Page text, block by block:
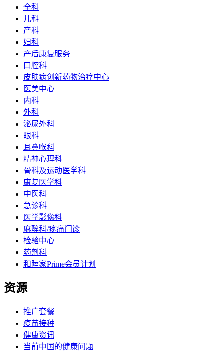
全科
儿科
产科
妇科
产后康复服务
口腔科
皮肤病创新药物治疗中心
医美中心
内科
外科
泌尿外科
眼科
耳鼻喉科
精神心理科
骨科及运动医学科
康复医学科
中医科
急诊科
医学影像科
麻醉科/疼痛门诊
检验中心
药剂科
和睦家Prime会员计划
资源
推广套餐
疫苗接种
健康资讯
当前中国的健康问题